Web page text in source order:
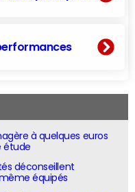
à quelques euros
étude
déconseillent
équipés